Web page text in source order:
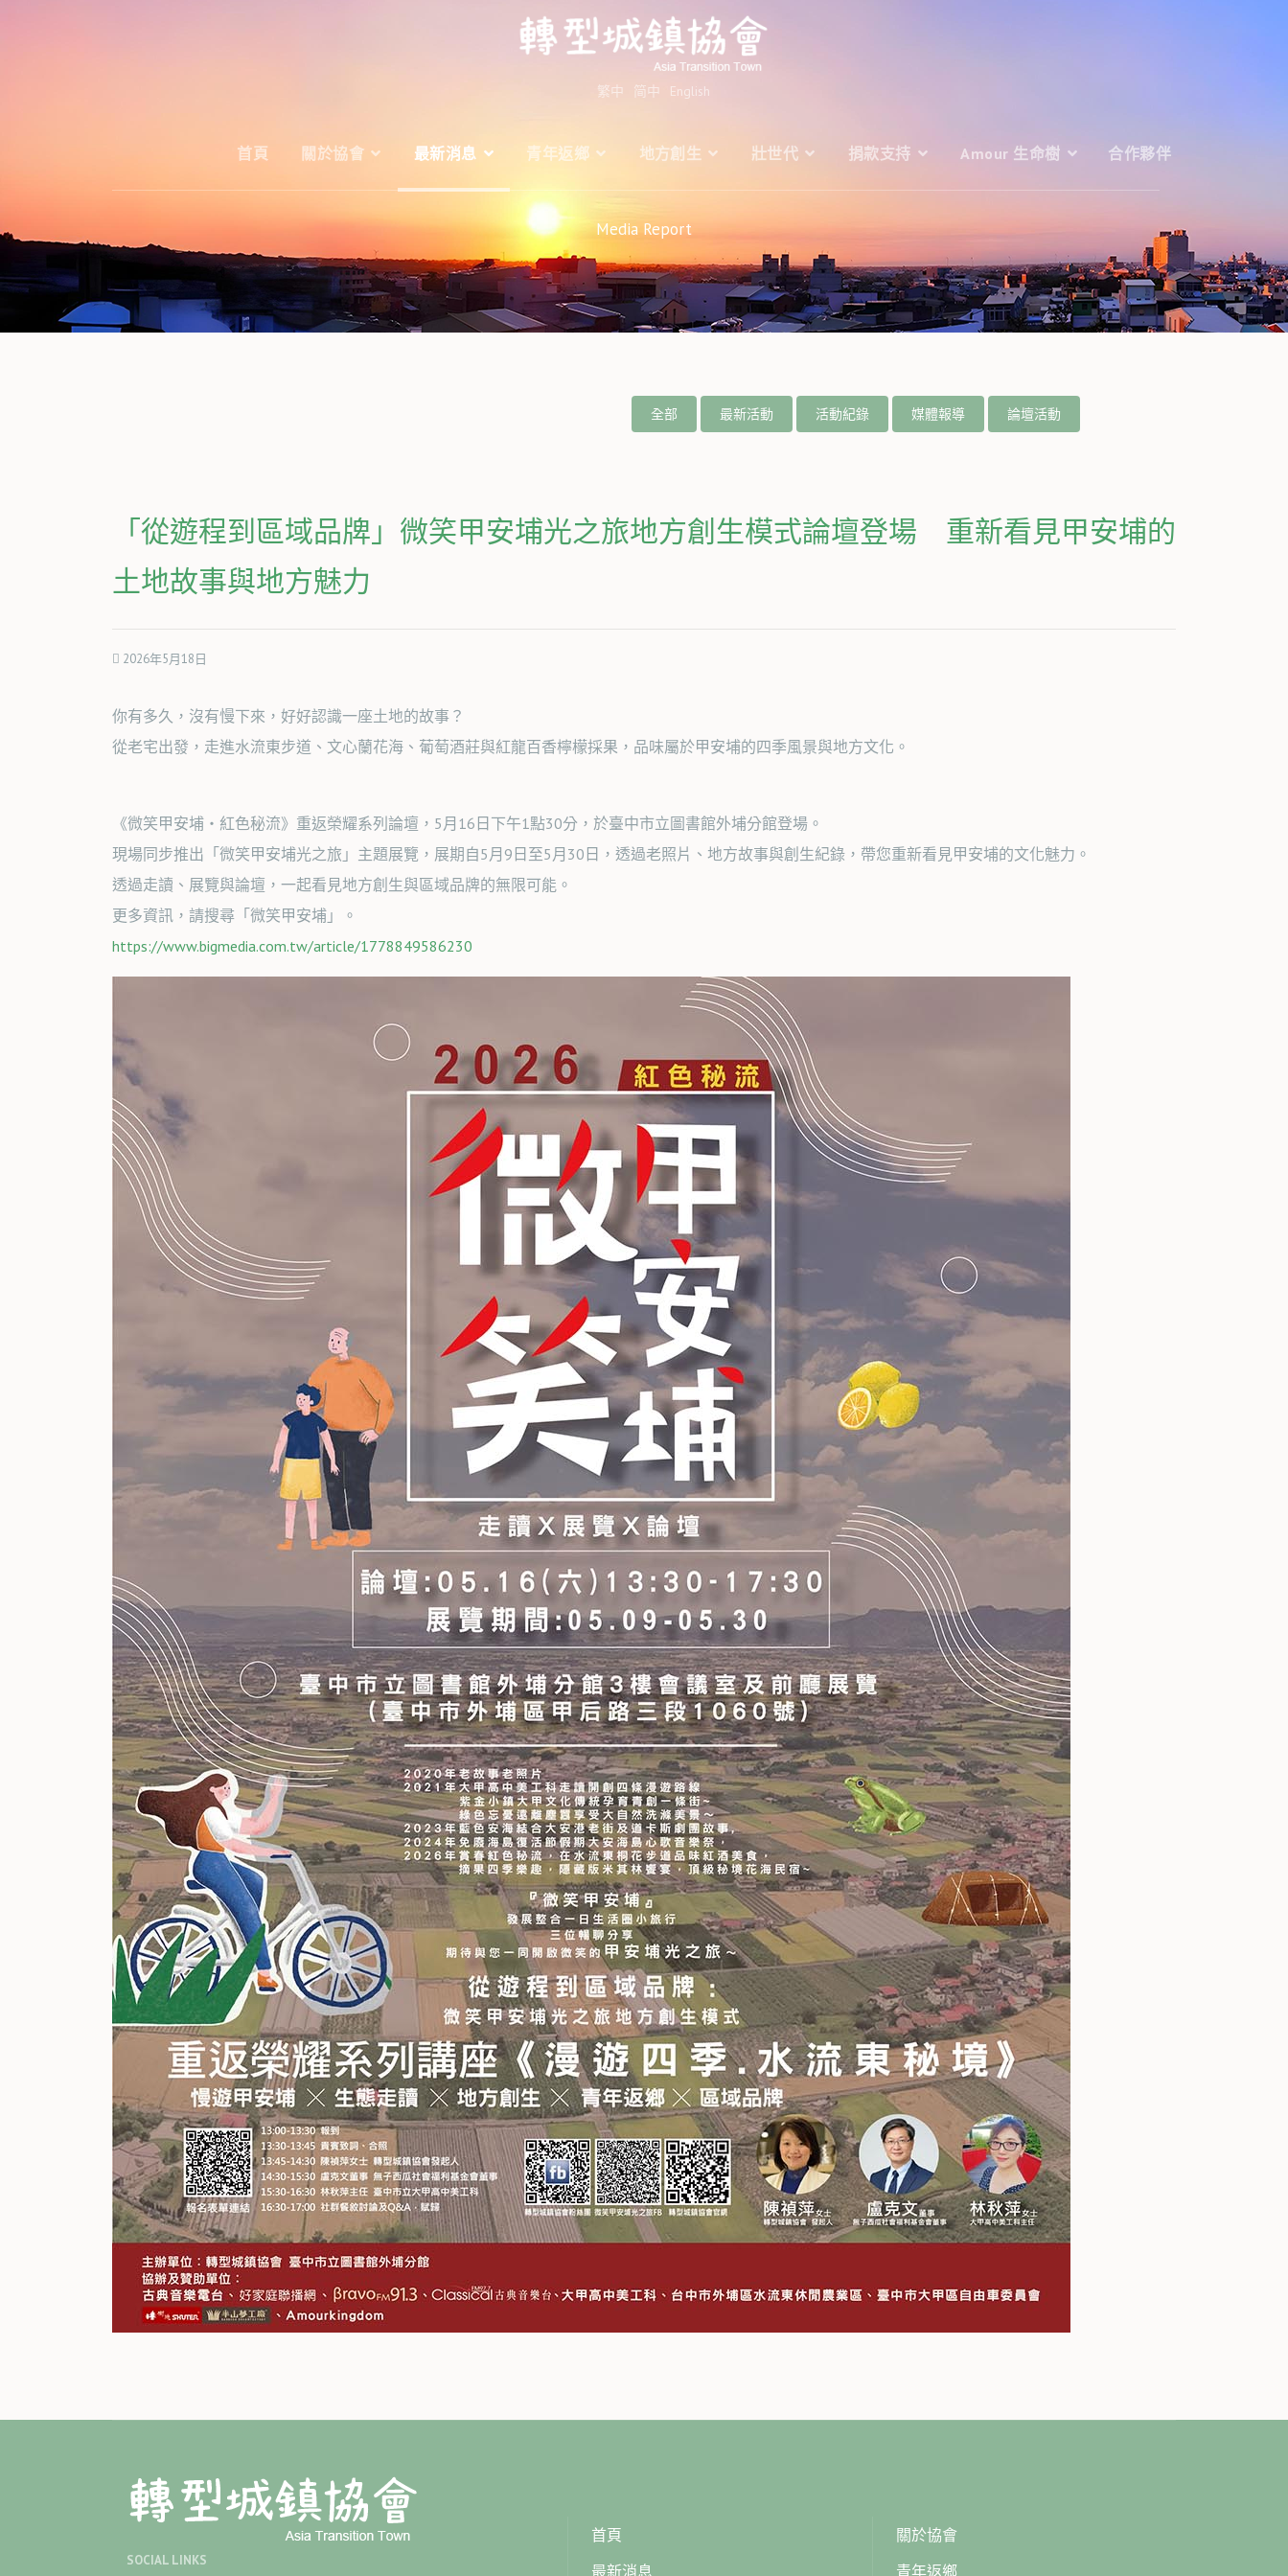
繁中 简中 English
首頁 關於協會 最新消息 青年返鄉 地方創生 壯世代 捐款支持 Amour 生命樹 合作夥伴
Media Report
全部 最新活動 活動紀錄 媒體報導 論壇活動
「從遊程到區域品牌」微笑甲安埔光之旅地方創生模式論壇登場 重新看見甲安埔的
土地故事與地方魅力
2026年5月18日
你有多久，沒有慢下來，好好認識一座土地的故事？
從老宅出發，走進水流東步道、文心蘭花海、葡萄酒莊與紅龍百香檸檬採果，品味屬於甲安埔的四季風景與地方文化。
《微笑甲安埔・紅色秘流》重返榮耀系列論壇，5月16日下午1點30分，於臺中市立圖書館外埔分館登場。
現場同步推出「微笑甲安埔光之旅」主題展覽，展期自5月9日至5月30日，透過老照片、地方故事與創生紀錄，帶您重新看見甲安埔的文化魅力。
透過走讀、展覽與論壇，一起看見地方創生與區域品牌的無限可能。
更多資訊，請搜尋「微笑甲安埔」。
https://www.bigmedia.com.tw/article/1778849586230
SOCIAL LINKS
首頁
關於協會
最新消息
青年返鄉